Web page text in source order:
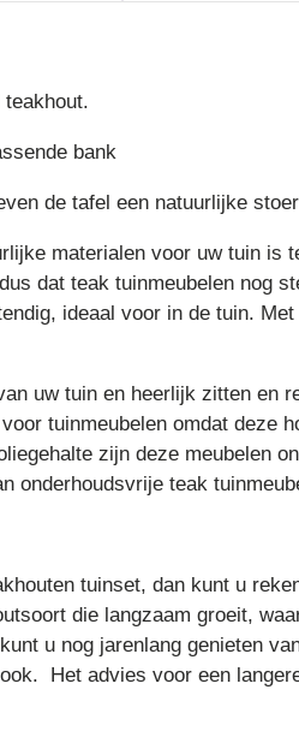
bank
de tafel een natuurlijke
materialen voor uw tuin is
dat teak tuinmeubelen nog
ideaal voor in de tuin.
uw tuin en heerlijk zitten
tuinmeubelen omdat deze
zijn deze meubelen
onderhoudsvrije teak
tuinset, dan kunt u
die langzaam groeit,
u nog jarenlang genieten
Het advies voor een